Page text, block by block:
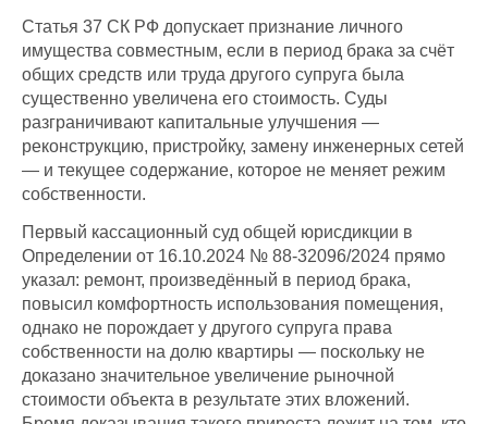
Статья 37 СК РФ допускает признание личного
имущества совместным, если в период брака за счёт
общих средств или труда другого супруга была
существенно увеличена его стоимость. Суды
разграничивают капитальные улучшения —
реконструкцию, пристройку, замену инженерных сетей
— и текущее содержание, которое не меняет режим
собственности.
Первый кассационный суд общей юрисдикции в
Определении от 16.10.2024 № 88-32096/2024 прямо
указал: ремонт, произведённый в период брака,
повысил комфортность использования помещения,
однако не порождает у другого супруга права
собственности на долю квартиры — поскольку не
доказано значительное увеличение рыночной
стоимости объекта в результате этих вложений.